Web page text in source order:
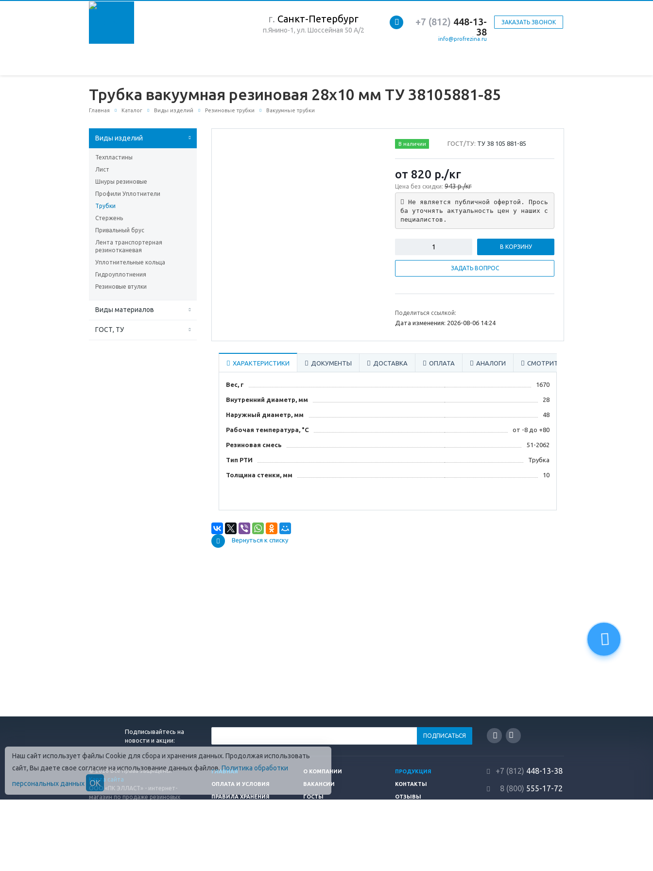
г. Санкт-Петербург
п.Янино-1, ул. Шоссейная 50 А/2
ЗАКАЗАТЬ ЗВОНОК
+7 (812) 448-13-
38
info@profrezina.ru
Трубка вакуумная резиновая 28х10 мм ТУ 38105881-85
Главная Каталог Виды изделий Резиновые трубки Вакуумные трубки
Виды изделий
Техпластины
Лист
Шнуры резиновые
Профили Уплотнители
Трубки
Стержень
Привальный брус
Лента транспортерная
резинотканевая
Уплотнительные кольца
Гидроуплотнения
Резиновые втулки
Виды материалов
ГОСТ, ТУ
В наличии ГОСТ/ТУ: ТУ 38 105 881-85
от 820 р./кг
Цена без скидки: 943 р./кг
Не является публичной офертой. Прось
ба уточнять актуальность цен у наших с
пециалистов.
В КОРЗИНУ
ЗАДАТЬ ВОПРОС
Поделиться ссылкой:
Дата изменения: 2026-08-06 14:24
ХАРАКТЕРИСТИКИ ДОКУМЕНТЫ ДОСТАВКА ОПЛАТА АНАЛОГИ СМОТРИТЕ ТАКЖЕ
Вес, г 1670
Внутренний диаметр, мм 28
Наружный диаметр, мм 48
Рабочая температура, °C от -8 до +80
Резиновая смесь 51-2062
Тип РТИ Трубка
Толщина стенки, мм 10
Вернуться к списку
Подписывайтесь на
новости и акции:
© 2026 Все права защищены.
Карта сайта
ООО «ПК ЭЛЛАСТ» - интернет-
магазин по продаже резиновых
ГЛАВНАЯ О КОМПАНИИ ПРОДУКЦИЯ
ОПЛАТА И УСЛОВИЯ ВАКАНСИИ КОНТАКТЫ
ПРАВИЛА ХРАНЕНИЯ ГОСТЫ ОТЗЫВЫ
+7 (812) 448-13-38
8 (800) 555-17-72
Наш сайт использует файлы Cookie для сбора и хранения данных. Продолжая использовать
сайт, Вы даете свое согласие на использование данных файлов.Политика обработки
персональных данных
ОК